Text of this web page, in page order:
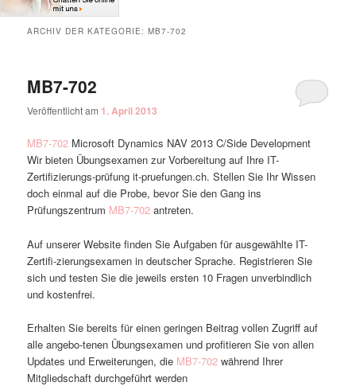
ARCHIV DER KATEGORIE:MB7-702
MB7-702
Veröffentlicht am 1. April 2013
MB7-702 Microsoft Dynamics NAV 2013 C/Side Development
Wir bieten Übungsexamen zur Vorbereitung auf Ihre IT-
Zertifizierungs-prüfung it-pruefungen.ch. Stellen Sie Ihr Wissen
doch einmal auf die Probe, bevor Sie den Gang ins
Prüfungszentrum MB7-702 antreten.
Auf unserer Website finden Sie Aufgaben für ausgewählte IT-
Zertifi-zierungsexamen in deutscher Sprache. Registrieren Sie
sich und testen Sie die jeweils ersten 10 Fragen unverbindlich
und kostenfrei.
Erhalten Sie bereits für einen geringen Beitrag vollen Zugriff auf
alle angebo-tenen Übungsexamen und profitieren Sie von allen
Updates und Erweiterungen, die MB7-702 während Ihrer
Mitgliedschaft durchgeführt werden